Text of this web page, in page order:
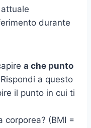
durante
a che punto
Rispondi a questo
il punto in cui ti
corporea? (BMI =